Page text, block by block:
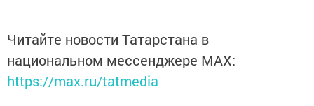
Читайте новости Татарстана в
национальном мессенджере MАХ:
https://max.ru/tatmedia